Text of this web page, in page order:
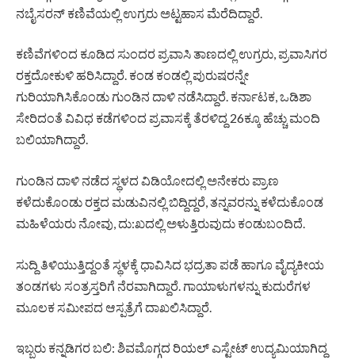
ನಬೈಸರನ್ ಕಣಿವೆಯಲ್ಲಿ ಉಗ್ರರು ಅಟ್ಟಹಾಸ ಮೆರೆದಿದ್ದಾರೆ.
ಕಣಿವೆಗಳಿಂದ ಕೂಡಿದ ಸುಂದರ ಪ್ರವಾಸಿ ತಾಣದಲ್ಲಿ ಉಗ್ರರು, ಪ್ರವಾಸಿಗರ
ರಕ್ತದೋಕುಳಿ ಹರಿಸಿದ್ದಾರೆ. ಕಂಡ ಕಂಡಲ್ಲಿ ಪುರುಷರನ್ನೇ
ಗುರಿಯಾಗಿಸಿಕೊಂಡು ಗುಂಡಿನ ದಾಳಿ ನಡೆಸಿದ್ದಾರೆ. ಕರ್ನಾಟಕ, ಒಡಿಶಾ
ಸೇರಿದಂತೆ ವಿವಿಧ ಕಡೆಗಳಿಂದ ಪ್ರವಾಸಕ್ಕೆ ತೆರಳಿದ್ದ 26ಕ್ಕೂ ಹೆಚ್ಚು ಮಂದಿ
ಬಲಿಯಾಗಿದ್ದಾರೆ.
ಗುಂಡಿನ ದಾಳಿ ನಡೆದ ಸ್ಥಳದ ವಿಡಿಯೋದಲ್ಲಿ ಅನೇಕರು ಪ್ರಾಣ
ಕಳೆದುಕೊಂಡು ರಕ್ತದ ಮಡುವಿನಲ್ಲಿ ಬಿದ್ದಿದ್ದರೆ, ತನ್ನವರನ್ನು ಕಳೆದುಕೊಂಡ
ಮಹಿಳೆಯರು ನೋವು, ದು:ಖದಲ್ಲಿ ಅಳುತ್ತಿರುವುದು ಕಂಡುಬಂದಿದೆ.
ಸುದ್ದಿ ತಿಳಿಯುತ್ತಿದ್ದಂತೆ ಸ್ಥಳಕ್ಕೆ ಧಾವಿಸಿದ ಭದ್ರತಾ ಪಡೆ ಹಾಗೂ ವೈದ್ಯಕೀಯ
ತಂಡಗಳು ಸಂತ್ರಸ್ತರಿಗೆ ನೆರವಾಗಿದ್ದಾರೆ. ಗಾಯಾಳುಗಳನ್ನು ಕುದುರೆಗಳ
ಮೂಲಕ ಸಮೀಪದ ಆಸ್ಪತ್ರೆಗೆ ದಾಖಲಿಸಿದ್ದಾರೆ.
ಇಬ್ಬರು ಕನ್ನಡಿಗರ ಬಲಿ: ಶಿವಮೊಗ್ಗದ ರಿಯಲ್ ಎಸ್ಟೇಟ್ ಉದ್ಯಮಿಯಾಗಿದ್ದ